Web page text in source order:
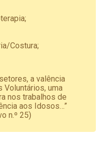
Costura;
a valência
Voluntários, uma
nos trabalhos de
aos Idosos…”
n.º 25)